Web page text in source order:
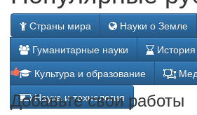
Страны мира
Науки о Земле
Гуманитарные науки
История
Культура и образование
Наука и технология
Добавьте свои работы